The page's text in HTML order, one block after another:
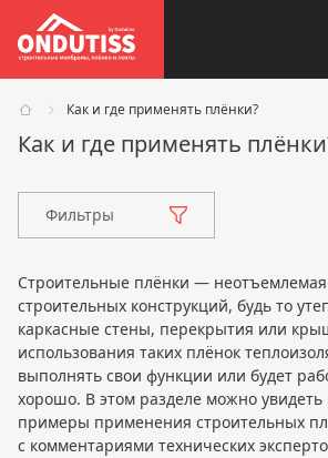
Как и где применять плёнки?
Как и где применять
Фильтры
Строительные плёнки —
строительных конструкций, будь то
каркасные стены, перекрытия или
использования таких плёнок
выполнять свои функции или будет
хорошо. В этом разделе можно
примеры применения строительных
с комментариями технических